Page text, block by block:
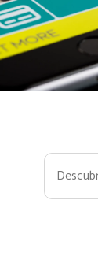
Pesquisar